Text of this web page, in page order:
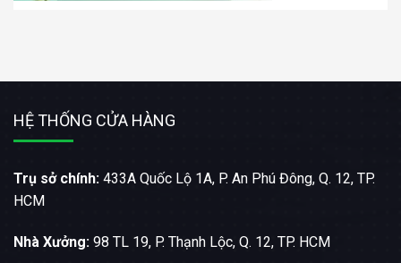
HỆ THỐNG CỬA HÀNG
Trụ sở chính: 433A Quốc Lộ 1A, P. An Phú Đông, Q. 12, TP.
HCM
Nhà Xưởng: 98 TL 19, P. Thạnh Lộc, Q. 12, TP. HCM